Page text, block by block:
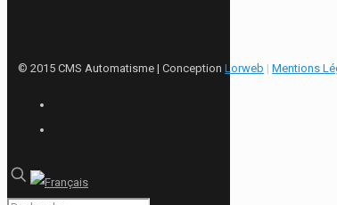
© 2015 CMS Automatisme | ConceptionLorweb |Mentions